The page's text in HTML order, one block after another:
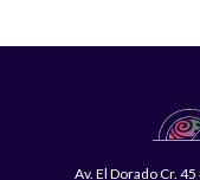
Av. El Dorado Cr.